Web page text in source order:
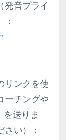
発音プライ
リンクを使
ーチングや
送りま
い）：